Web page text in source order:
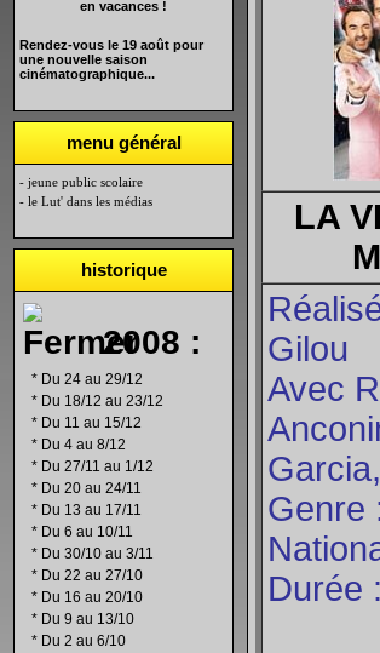
en vacances !
Rendez-vous le 19 août pour
une nouvelle saison
cinématographique...
menu général
- jeune public scolaire
- le Lut' dans les médias
historique
2008 :
* Du 24 au 29/12
* Du 18/12 au 23/12
* Du 11 au 15/12
* Du 4 au 8/12
* Du 27/11 au 1/12
* Du 20 au 24/11
* Du 13 au 17/11
* Du 6 au 10/11
* Du 30/10 au 3/11
* Du 22 au 27/10
* Du 16 au 20/10
* Du 9 au 13/10
* Du 2 au 6/10
LA
Gilou
Avec
Genre
Durée